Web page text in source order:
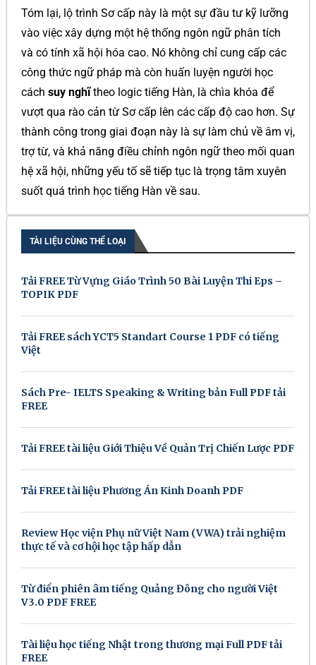
Tóm lại, lộ trình Sơ cấp này là một sự đầu tư kỹ lưỡng
vào việc xây dựng một hệ thống ngôn ngữ phân tích
và có tính xã hội hóa cao. Nó không chỉ cung cấp các
công thức ngữ pháp mà còn huấn luyện người học
cách suy nghĩtheo logic tiếng Hàn, là chìa khóa để
vượt qua rào cản từ Sơ cấp lên các cấp độ cao hơn. Sự
thành công trong giai đoạn này là sự làm chủ về âm vị,
trợ từ, và khả năng điều chỉnh ngôn ngữ theo mối quan
hệ xã hội, những yếu tố sẽ tiếp tục là trọng tâm xuyên
suốt quá trình học tiếng Hàn về sau.
TÀI LIỆU CÙNG THỂ LOẠI
Tải FREE Từ Vựng Giáo Trình 50 Bài Luyện Thi Eps –
TOPIK PDF
Tải FREE sách YCT5 Standart Course 1 PDF có tiếng
Việt
Sách Pre- IELTS Speaking & Writing bản Full PDF tải
FREE
Tải FREE tài liệu Giới Thiệu Về Quản Trị Chiến Lược PDF
Tải FREE tài liệu Phương Án Kinh Doanh PDF
Review Học viện Phụ nữ Việt Nam (VWA) trải nghiệm
thực tế và cơ hội học tập hấp dẫn
Từ điển phiên âm tiếng Quảng Đông cho người Việt
V3.0 PDF FREE
Tài liệu học tiếng Nhật trong thương mại Full PDF tải
FREE